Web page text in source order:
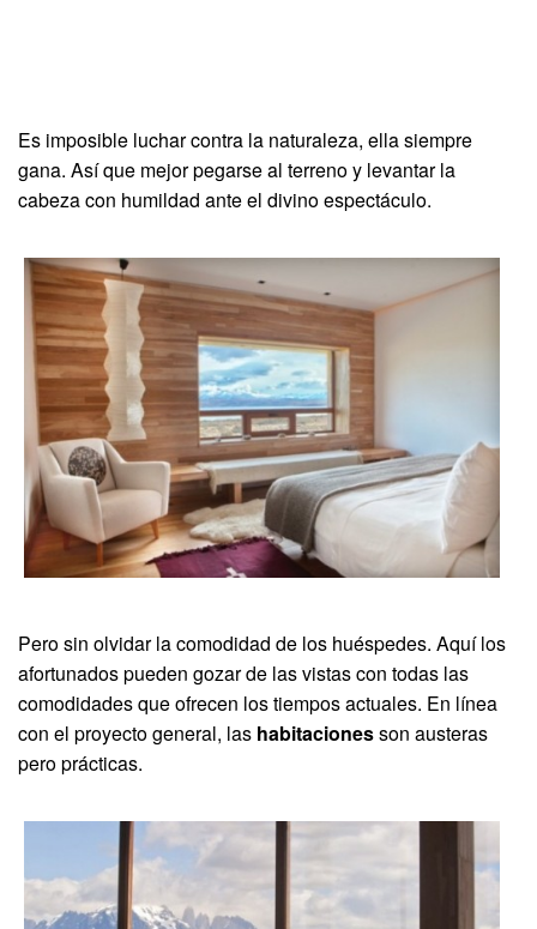
Es imposible luchar contra la naturaleza, ella siempre
gana. Así que mejor pegarse al terreno y levantar la
cabeza con humildad ante el divino espectáculo.
Pero sin olvidar la comodidad de los huéspedes. Aquí los
afortunados pueden gozar de las vistas con todas las
comodidades que ofrecen los tiempos actuales. En línea
con el proyecto general, las habitacionesson austeras
pero prácticas.